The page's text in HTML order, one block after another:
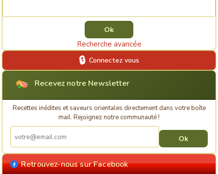
Recherche avancée
Connectez vous
Recevez notre Newsletter
Recettes inédites et saveurs orientales directement dans votre boîte
mail. Rejoignez notre communauté !
Retrouvez-nous sur Facebook